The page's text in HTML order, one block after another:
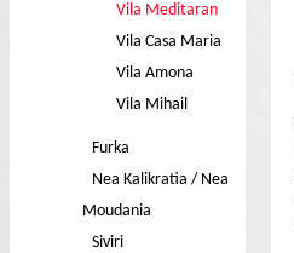
Vila Meditaran
Vila Casa Maria
Vila Amona
Vila Mihail
Furka
Nea Kalikratia / Nea
Moudania
Siviri